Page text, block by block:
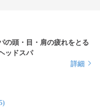
の頭・目・肩の疲れをとる
ッドスパ
詳細